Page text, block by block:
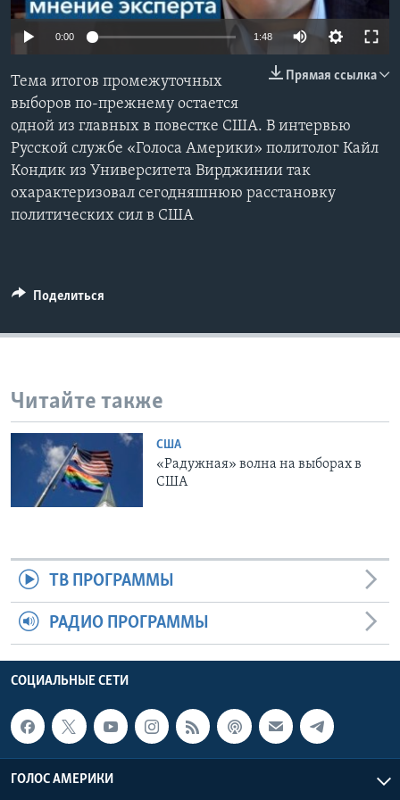
Learning English
СОЦИАЛЬНЫЕ СЕТИ
Языки
0:00 1:48
Прямая ссылка
Тема итогов промежуточных
выборов по-прежнему остается
одной из главных в повестке США. В интервью
Русской службе «Голоса Америки» политолог Кайл
Кондик из Университета Вирджинии так
охарактеризовал сегодняшнюю расстановку
политических сил в США
Поделиться
Читайте также
США
«Радужная» волна на выборах в
США
ТВ ПРОГРАММЫ
РАДИО ПРОГРАММЫ
СОЦИАЛЬНЫЕ СЕТИ
ГОЛОС АМЕРИКИ